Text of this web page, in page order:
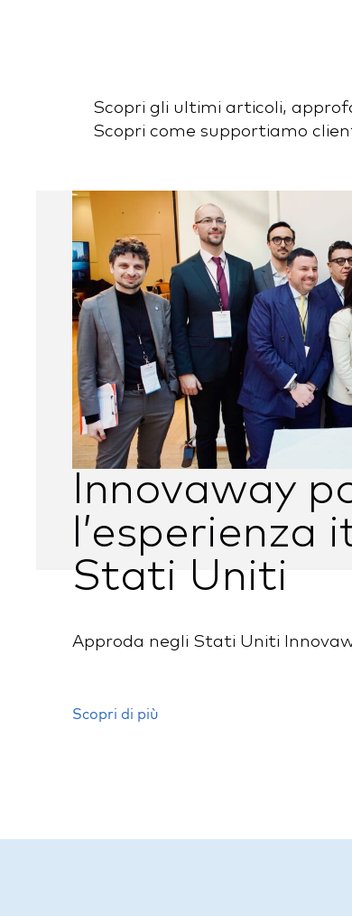
Scopri gli ultimi articoli,
Scopri come supportiamo
Innovaway
l’esperienza
Stati Uniti
Approda negli Stati Uniti
Scopri di più